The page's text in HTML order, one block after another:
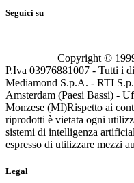
Seguici su
Copyright ©
P.Iva 03976881007 - Tutti i
Mediamond S.p.A. - RTI
Amsterdam (Paesi Bassi) -
Monzese (MI)Rispetto ai
riprodotti è vietata ogni
sistemi di intelligenza
espresso di utilizzare mezzi
Legal